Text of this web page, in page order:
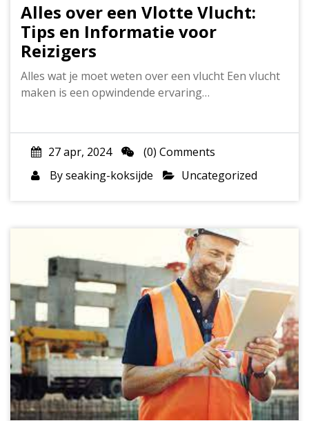
Alles over een Vlotte Vlucht:
Tips en Informatie voor
Reizigers
Alles wat je moet weten over een vlucht Een vlucht
maken is een opwindende ervaring…
27 apr, 2024
(0) Comments
Byseaking-koksijde Uncategorized